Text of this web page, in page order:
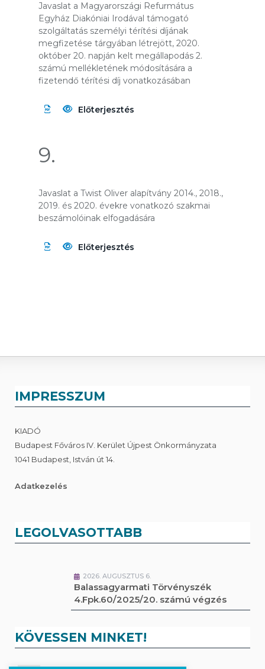
Javaslat a Magyarországi Refurmátus
Egyház Diakóniai Irodával támogató
szolgáltatás személyi térítési díjának
megfizetése tárgyában létrejött, 2020.
október 20. napján kelt megállapodás 2.
számú mellékletének módosítására a
fizetendő térítési díj vonatkozásában
Előterjesztés
9.
Javaslat a Twist Oliver alapítvány 2014., 2018.,
2019. és 2020. évekre vonatkozó szakmai
beszámolóinak elfogadására
Előterjesztés
IMPRESSZUM
KIADÓ
Budapest Főváros IV. Kerület Újpest Önkormányzata
1041 Budapest, István út 14.
Adatkezelés
LEGOLVASOTTABB
2026. AUGUSZTUS 6.
Balassagyarmati Törvényszék
4.Fpk.60/2025/20. számú végzés
KÖVESSEN MINKET!